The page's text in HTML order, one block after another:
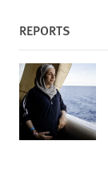
REPORTS